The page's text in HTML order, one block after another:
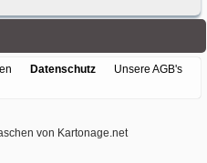
Datenschutz
Unsere AGB's
von Kartonage.net